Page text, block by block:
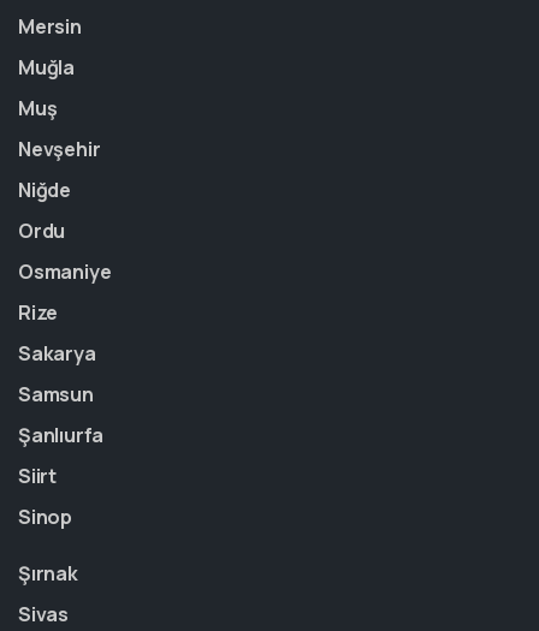
Mersin
Muğla
Muş
Nevşehir
Niğde
Ordu
Osmaniye
Rize
Sakarya
Samsun
Şanlıurfa
Siirt
Sinop
Şırnak
Sivas